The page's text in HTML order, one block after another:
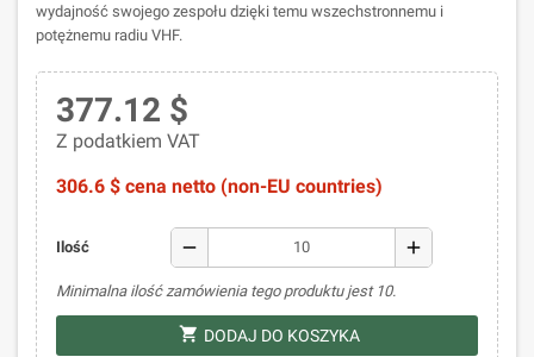
wydajność swojego zespołu dzięki temu wszechstronnemu i
potężnemu radiu VHF.
377.12 $
Z podatkiem VAT
306.6 $ cena netto (non-EU countries)
Ilość remove add
Minimalna ilość zamówienia tego produktu jest 10.
shopping_cart DODAJ DO KOSZYKA